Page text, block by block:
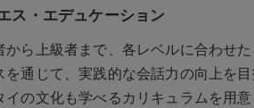
ス・エデュケーション
ら上級者まで、各レベルに合わせた
通じて、実践的な会話力の向上を目
の文化も学べるカリキュラムを用